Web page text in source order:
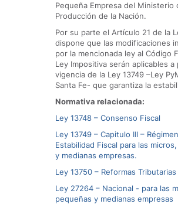
Pequeña Empresa del Ministerio
Producción de la Nación.
Por su parte el Artículo 21 de la
dispone que las modificaciones
por la mencionada ley al Código
Ley Impositiva serán aplicables a
vigencia de la Ley 13749 –Ley
Santa Fe- que garantiza la
Normativa relacionada:
Ley 13748 – Consenso Fiscal
Ley 13749 – Capitulo III –
Estabilidad Fiscal para las
y medianas empresas.
Ley 13750 – Reformas Tributarias
Ley 27264 – Nacional - para las
pequeñas y medianas empresas